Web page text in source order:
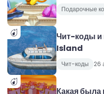
Подарочные
Чит-коды
Island
Чит-коды 26
Какая была